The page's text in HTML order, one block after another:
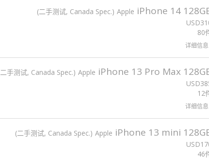
二手测试, Canada Spec. Apple iPhone 14
USD
80
详细信息
二手测试, Canada Spec. Apple iPhone 13 Pro Max
USD
12
详细信息
二手测试, Canada Spec. Apple iPhone 13 mini
USD
46